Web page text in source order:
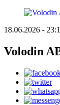
18.06.2026 -
Volodin